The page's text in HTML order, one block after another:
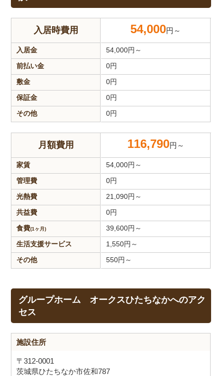
入居時費用 54,000円～
入居金
前払い金
敷金
保証金
その他
54,000円～
0円
0円
0円
0円
月額費用 116,790円～
家賃
管理費
光熱費
共益費
食費(1ヶ月)
生活支援サービス
その他
54,000円～
0円
21,090円～
0円
39,600円～
1,550円～
550円～
グループホーム オークスひたちなかへのアク
セス
施設住所
〒312-0001
茨城県ひたちなか市佐和787